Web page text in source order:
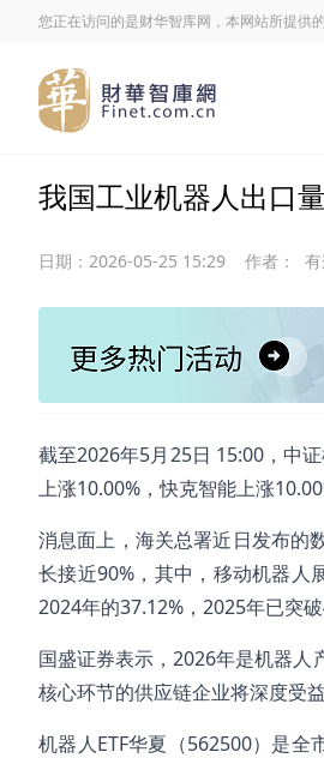
您正在访问的是财华智库网，本网站所提供
我国工业机器人出口
日期： 2026-05-25 15:29 作者：
截至2026年5月25日 15:00，中
上涨10.00%，快克智能上涨
消息面上，海关总署近日发布的
长接近90%，其中，移动机器人
2024年的37.12%，2025年已突破
国盛证券表示，2026年是机器
核心环节的供应链企业将深度受
机器人ETF华夏（562500）是